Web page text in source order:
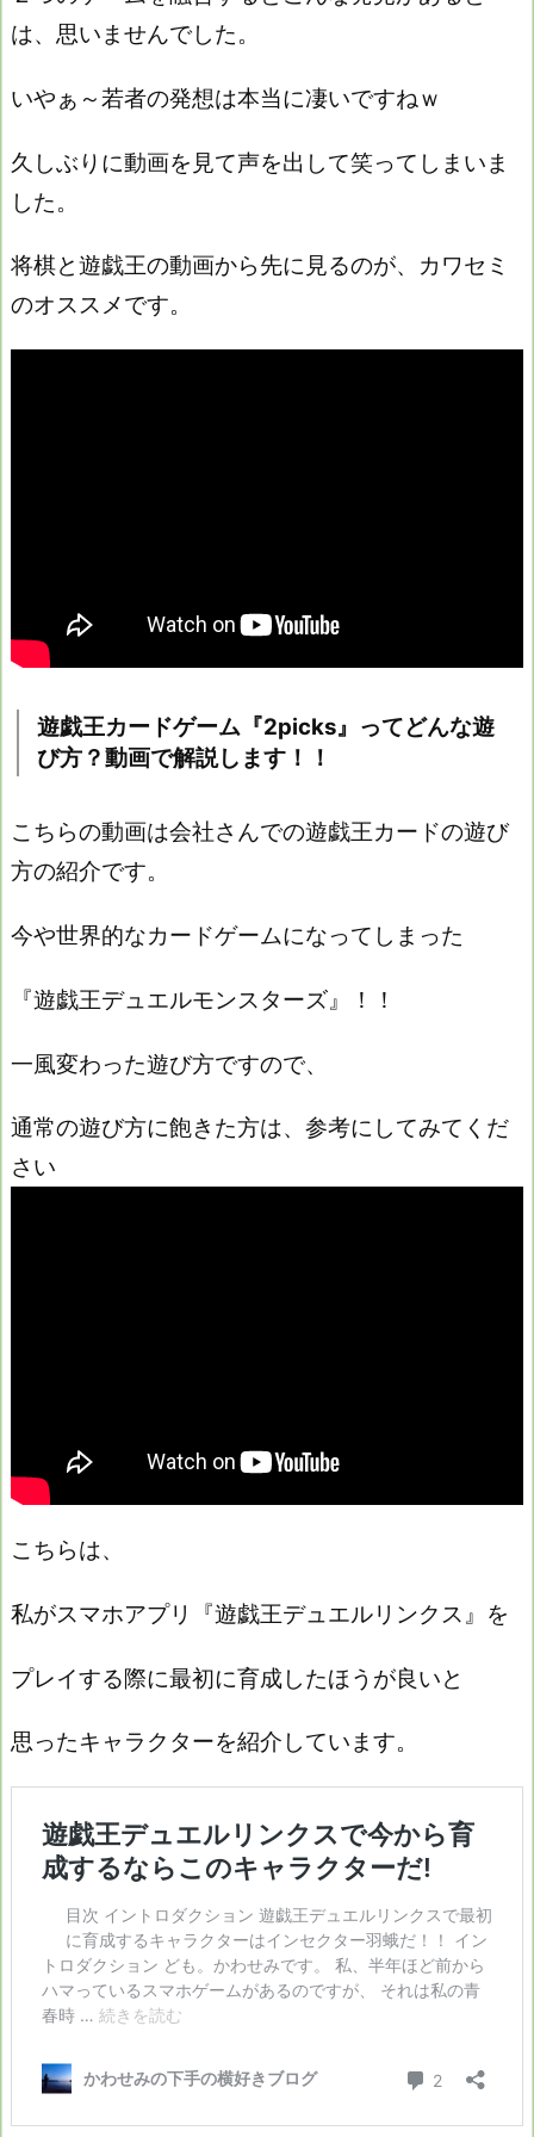
は、思いませんでした。
いやぁ～若者の発想は本当に凄いですねｗ
久しぶりに動画を見て声を出して笑ってしまいま
した。
将棋と遊戯王の動画から先に見るのが、カワセミ
のオススメです。
遊戯王カードゲーム『2picks』ってどんな遊
び方？動画で解説します！！
こちらの動画は会社さんでの遊戯王カードの遊び
方の紹介です。
今や世界的なカードゲームになってしまった
『遊戯王デュエルモンスターズ』！！
一風変わった遊び方ですので、
通常の遊び方に飽きた方は、参考にしてみてくだ
さい
こちらは、
私がスマホアプリ『遊戯王デュエルリンクス』を
プレイする際に最初に育成したほうが良いと
思ったキャラクターを紹介しています。